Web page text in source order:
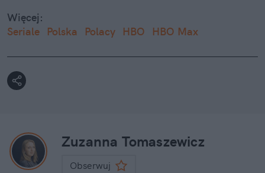
Więcej:
Seriale
Polska Polacy HBO HBO Max
Zuzanna Tomaszewicz
Obserwuj